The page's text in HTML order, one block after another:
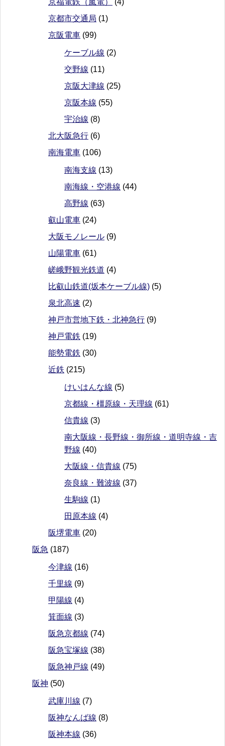
京福電鉄（嵐電）
(4)
京都市交通局 (1)
京阪電車 (99)
ケーブル線 (2)
交野線 (11)
京阪大津線 (25)
京阪本線 (55)
宇治線 (8)
北大阪急行 (6)
南海電車 (106)
南海支線 (13)
南海線・空港線 (44)
高野線 (63)
叡山電車 (24)
大阪モノレール (9)
山陽電車 (61)
嵯峨野観光鉄道 (4)
比叡山鉄道(坂本ケーブル線) (5)
泉北高速 (2)
神戸市営地下鉄・北神急行 (9)
神戸電鉄 (19)
能勢電鉄 (30)
近鉄 (215)
けいはんな線 (5)
京都線・橿原線・天理線 (61)
信貴線 (3)
南大阪線・長野線・御所線・道明寺線・吉
野線 (40)
大阪線・信貴線 (75)
奈良線・難波線 (37)
生駒線 (1)
田原本線 (4)
阪堺電車 (20)
阪急 (187)
今津線 (16)
千里線 (9)
甲陽線 (4)
箕面線 (3)
阪急京都線 (74)
阪急宝塚線 (38)
阪急神戸線 (49)
阪神 (50)
武庫川線 (7)
阪神なんば線 (8)
阪神本線 (36)